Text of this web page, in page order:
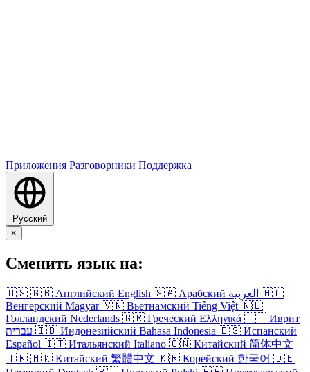
Приложения Разговорники Поддержка
Русский
×
Сменить язык на:
🇺🇸 🇬🇧 Английский English 🇸🇦 Арабский العربية 🇭🇺
Венгерский Magyar 🇻🇳 Вьетнамский Tiếng Việt 🇳🇱
Голландский Nederlands 🇬🇷 Греческий Ελληνικά 🇮🇱 Иврит
עברית 🇮🇩 Индонезийский Bahasa Indonesia 🇪🇸 Испанский
Español 🇮🇹 Итальянский Italiano 🇨🇳 Китайский 简体中文
🇹🇼 🇭🇰 Китайский 繁體中文 🇰🇷 Корейский 한국어 🇩🇪